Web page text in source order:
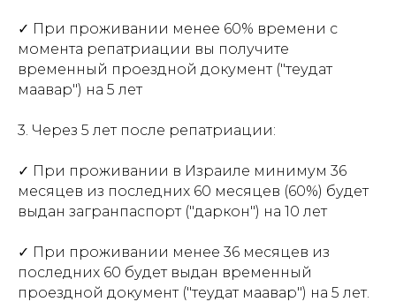
✓ При проживании менее 60% времени с
момента репатриации вы получите
временный проездной документ ("теудат
маавар") на 5 лет
3. Через 5 лет после репатриации:
✓ При проживании в Израиле минимум 36
месяцев из последних 60 месяцев (60%) будет
выдан загранпаспорт ("даркон") на 10 лет
✓ При проживании менее 36 месяцев из
последних 60 будет выдан временный
проездной документ ("теудат маавар") на 5 лет.